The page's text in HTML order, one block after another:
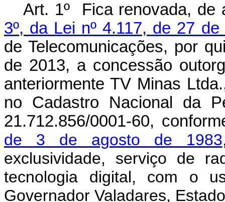
Art. 1º Fica renovada,
3º, da Lei nº 4.117, de 27
de Telecomunicações, por
de 2013, a concessão
anteriormente TV Minas
no Cadastro Nacional da
21.712.856/0001-60,
de 3 de agosto de 1983
exclusividade, serviço de
tecnologia digital, com o
Governador Valadares,